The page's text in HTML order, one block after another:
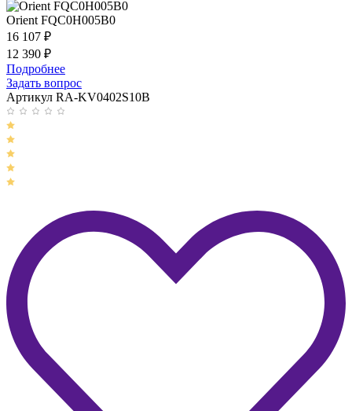
Orient FQC0H005B0
16 107 ₽
12 390 ₽
Подробнее
Задать вопрос
Артикул RA-KV0402S10B